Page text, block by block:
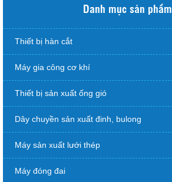
Danh mục sản phẩm
Thiết bị hàn cắt
Máy gia công cơ khí
Thiết bị sản xuất ống gió
Dây chuyền sản xuất đinh, bulong
Máy sản xuất lưới thép
Máy đóng đai